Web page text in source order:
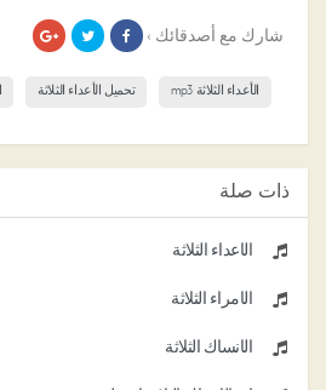
شارك مع أصدقائك ›
الأعداء الثلاثة mp3 تحميل الأعداء الثلاثة
ذات صلة
الأعداء الثلاثة
الأمراء الثلاثة
الأنساك الثلاثة